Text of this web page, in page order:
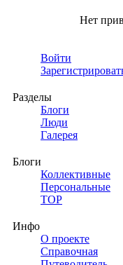
Нет
Войти
Разделы
Блоги
Люди
Галерея
Блоги
Коллективные
Персональные
TOP
Инфо
О проекте
Справочная